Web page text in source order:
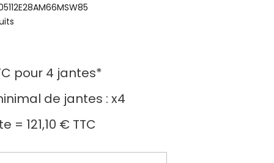
pour 4 jantes*
de jantes : x4
= 121,10 € TTC